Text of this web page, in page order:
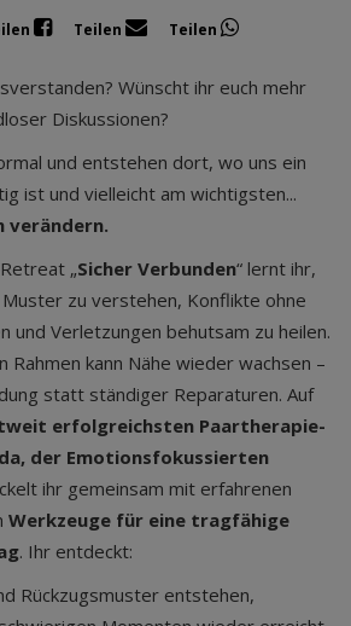
Teilen Teilen
Wünscht ihr euch mehr
Diskussionen?
und entstehen dort, wo uns ein
ist und vielleicht am wichtigsten...
verändern.
„Sicher Verbunden“ lernt ihr,
zu verstehen, Konflikte ohne
und Verletzungen behutsam zu heilen.
Rahmen kann Nähe wieder wachsen –
statt ständiger Reparaturen. Auf
erfolgreichsten Paartherapie-
der Emotionsfokussierten
ihr gemeinsam mit erfahrenen
Werkzeuge für eine tragfähige
. Ihr entdeckt:
Rückzugsmuster entstehen,